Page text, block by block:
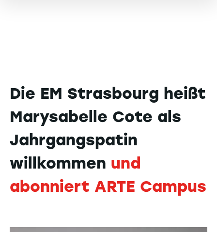
Die EM Strasbourg heißt
Marysabelle Cote als
Jahrgangspatin
willkommen und
abonniert ARTE Campus